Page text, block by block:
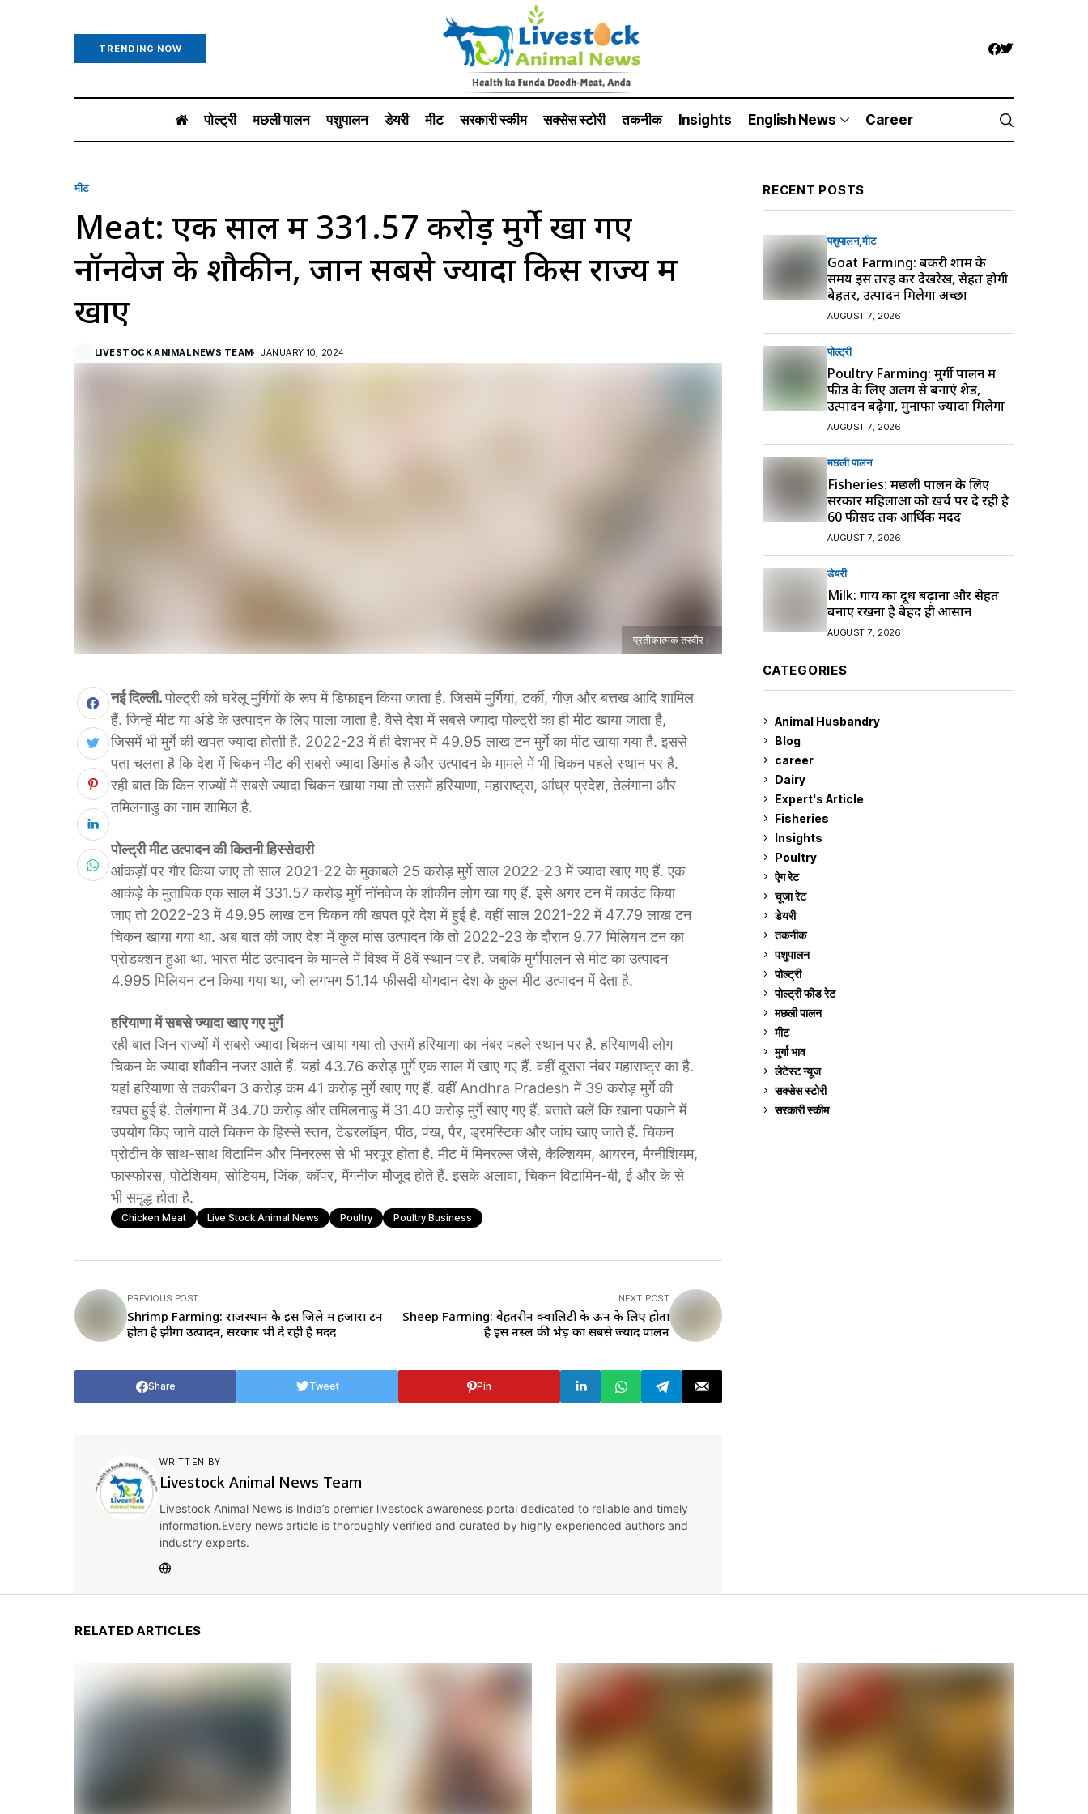
TRENDING NOW
पोल्ट्री मछली पालन पशुपालन डेयरी मीट सरकारी स्की‍म सक्सेस स्टो‍री तकनीक Insights English News Career
मीट
Meat: एक साल में 331.57 करोड़ मुर्गे खा गए
नॉनवेज के शौकीन, जानें सबसे ज्यादा किस राज्य में
खाए
LIVESTOCK ANIMAL NEWS TEAM JANUARY 10, 2024
प्रतीकात्मक तस्वीर।
नई दिल्ली.पोल्ट्री को घरेलू मुर्गियों के रूप में डिफाइन किया जाता है. जिसमें मुर्गियां, टर्की, गीज़ और बत्तख आदि शामिल
हैं. जिन्हें मीट या अंडे के उत्पादन के लिए पाला जाता है. वैसे देश में सबसे ज्यादा पोल्ट्री का ही मीट खाया जाता है,
जिसमेंं भी मुर्गे की खपत ज्यादा होताी है. 2022-23 में ही देशभर में 49.95 लाख टन मुर्गे का मीट खाया गया है. इससे
पता चलता है कि देश में चिकन मीट की सबसे ज्यादा डिमांड है और उत्पादन के मामले में भी चिकन पहले स्थान पर है.
रही बात कि किन राज्यों में सबसे ज्यादा चिकन खाया गया तो उसमें हरियाणा, महाराष्ट्रा, आंध्र प्रदेश, तेलंगाना और
तमिलनाडु का नाम शामिल है.
पोल्ट्री मीट उत्पादन की कितनी हिस्सेदारी
आंकड़ों पर गौर किया जाए तो साल 2021-22 के मुकाबले 25 करोड़ मुर्गे साल 2022-23 में ज्यादा खाए गए हैं. एक
आकंड़े के मुताबिक एक साल में 331.57 करोड़ मुर्गे नॉनवेज के शौकीन लोग खा गए हैं. इसे अगर टन में काउंट किया
जाए तो 2022-23 में 49.95 लाख टन चिकन की खपत पूरे देश में हुई है. वहीं साल 2021-22 में 47.79 लाख टन
चिकन खाया गया था. अब बात की जाए देश में कुल मांस उत्पादन कि तो 2022-23 के दौरान 9.77 मिलियन टन का
प्रोडक्शन हुआ था. भारत मीट उत्पादन के मामले में विश्व में 8वें स्थान पर है. जबकि मुर्गीपालन से मीट का उत्पादन
4.995 मिलियन टन किया गया था, जो लगभग 51.14 फीसदी योगदान देश के कुल मीट उत्पादन में देता है.
हरियाणा में सबसे ज्यादा खाए गए मुर्गे
रही बात जिन राज्यों में सबसे ज्यादा चिकन खाया गया तो उसमें हरियाणा का नंबर पहले स्थान पर है. हरियाणवी लोग
चिकन के ज्यादा शौकीन नजर आते हैं. यहां 43.76 करोड़ मुर्गे एक साल में खाए गए हैं. वहीं दूसरा नंबर महाराष्ट्र का है.
यहां हरियाणा से तकरीबन 3 करोड़ कम 41 करोड़ मुर्गे खाए गए हैं. वहीं Andhra Pradesh में 39 करोड़ मुर्गे की
खपत हुई है. तेलंगाना में 34.70 करोड़ और ​तमिलनाडु में 31.40 करोड़ मुर्गे खाए गए हैं. बताते चलें कि खाना पकाने में
उपयोग किए जाने वाले चिकन के हिस्से स्तन, टेंडरलॉइन, पीठ, पंख, पैर, ड्रमस्टिक और जांघ खाए जाते हैं. चिकन
प्रोटीन के साथ-साथ विटामिन और मिनरल्स से भी भरपूर होता है. मीट में मिनरल्स जैसे, कैल्शियम, आयरन, मैग्नीशियम,
फास्फोरस, पोटेशियम, सोडियम, जिंक, कॉपर, मैंगनीज मौजूद होते हैं. इसके अलावा, चिकन विटामिन-बी, ई और के से
भी समृद्ध होता है.
Chicken Meat Live Stock Animal News Poultry Poultry Business
PREVIOUS POST
Shrimp Farming: राजस्थान के इस जिले में हजारों टन
होता है झींगा उत्पादन, सरकार भी दे रही है मदद
NEXT POST
Sheep Farming: बेहतरीन क्वालिटी के ऊन के लिए होता
है इस नस्ल की भेड़ का सबसे ज्याद पालन
Share Tweet Pin
WRITTEN BY
Livestock Animal News Team
Livestock Animal News is India’s premier livestock awareness portal dedicated to reliable and timely
information.Every news article is thoroughly verified and curated by highly experienced authors and
industry experts.
RECENT POSTS
पशुपालन मीट
Goat Farming: बकरी शाम के
समय इस तरह करें देखरेख, सेहत होगी
बेहतर, उत्पादन मिलेगा अच्छा
AUGUST 7, 2026
पोल्ट्री
Poultry Farming: मुर्गी पालन में
फीड के लिए अलग से बनाएं शेड,
उत्पादन बढ़ेगा, मुनाफा ज्यादा मिलेगा
AUGUST 7, 2026
मछली पालन
Fisheries: मछली पालन के लिए
सरकार महिलाओं को खर्च पर दे रही है
60 फीसद तक आर्थिक मदद
AUGUST 7, 2026
डेयरी
Milk: गाय का दूध बढ़ाना और सेहत
बनाए रखना है बेहद ही आसान
AUGUST 7, 2026
CATEGORIES
Animal Husbandry
Blog
career
Dairy
Expert's Article
Fisheries
Insights
Poultry
ऐग रेट
चूजा रेट
डेयरी
तकनीक
पशुपालन
पोल्ट्री
पोल्ट्री फीड रेट
मछली पालन
मीट
मुर्गा भाव
लेटेस्ट न्यूज
सक्सेस स्टो‍री
सरकारी स्की‍म
RELATED ARTICLES